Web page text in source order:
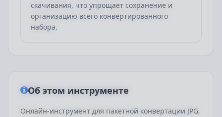
скачивания, что упрощает сохранение и
организацию всего конвертированного
набора.
Об этом инструменте
Онлайн-инструмент для пакетной конвертации JPG,